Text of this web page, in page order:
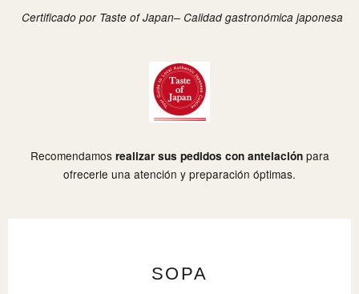
Certificado por Taste of Japan– Calidad gastronómica japonesa
Recomendamos realizar sus pedidos con antelaciónpara
ofrecerle una atención y preparación óptimas.
SOPA